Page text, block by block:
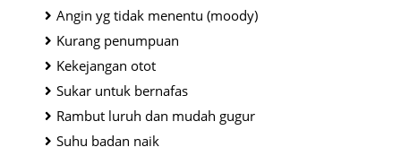
Angin yg tidak menentu (moody)
Kurang penumpuan
Kekejangan otot
Sukar untuk bernafas
Rambut luruh dan mudah gugur
Suhu badan naik